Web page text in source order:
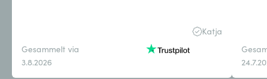
Katja
Gesammelt via
3.8.2026